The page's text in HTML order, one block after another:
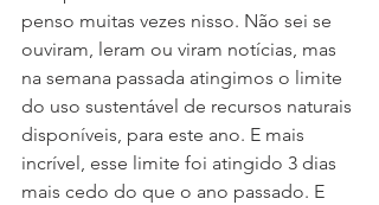
penso muitas vezes nisso. Não sei se
ouviram, leram ou viram notícias, mas
na semana passada atingimos o limite
do uso sustentável de recursos naturais
disponíveis, para este ano. E mais
incrível, esse limite foi atingido 3 dias
mais cedo do que o ano passado. E